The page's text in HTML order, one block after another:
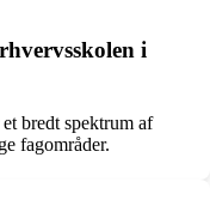
i
bredt spektrum af
fagområder.